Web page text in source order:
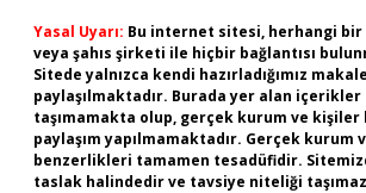
Yasal Uyarı: Bu internet sitesi, herhangi bir
veya şahıs şirketi ile hiçbir bağlantısı
Sitede yalnızca kendi hazırladığımız
paylaşılmaktadır. Burada yer alan
taşımamakta olup, gerçek kurum ve kişiler
paylaşım yapılmamaktadır. Gerçek kurum
benzerlikleri tamamen tesadüfidir.
taslak halindedir ve tavsiye niteliği